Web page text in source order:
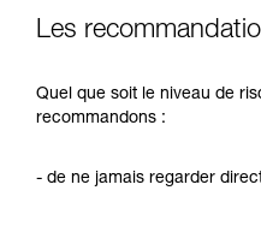
Les
Quel que soit le niveau de
recommandons :
- de ne jamais regarder